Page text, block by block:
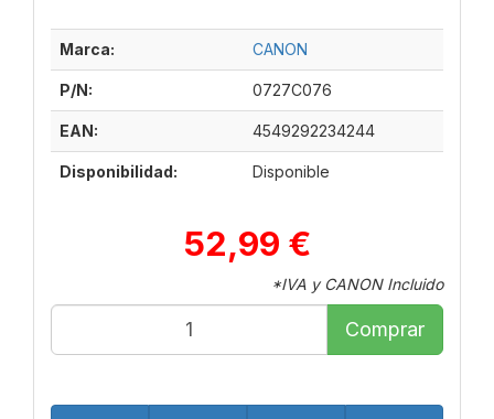
Marca: CANON
P/N: 0727C076
EAN: 4549292234244
Disponibilidad: Disponible
52,99 €
*IVA y CANON Incluido
Comprar